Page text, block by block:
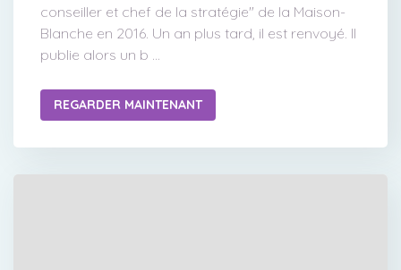
conseiller et chef de la stratégie" de la Maison-
Blanche en 2016. Un an plus tard, il est renvoyé. Il
publie alors un b ...
REGARDER MAINTENANT